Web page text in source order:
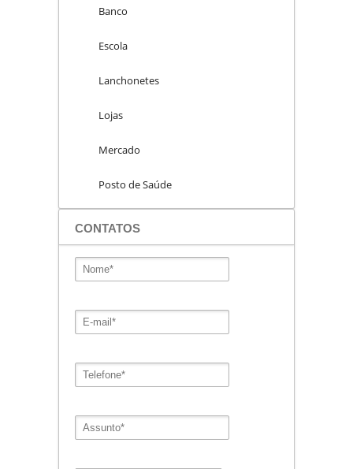
Banco
Escola
Lanchonetes
Lojas
Mercado
Posto de Saúde
CONTATOS